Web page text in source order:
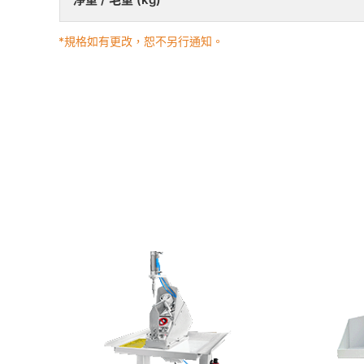
*規格如有更改，恕不另行通知。